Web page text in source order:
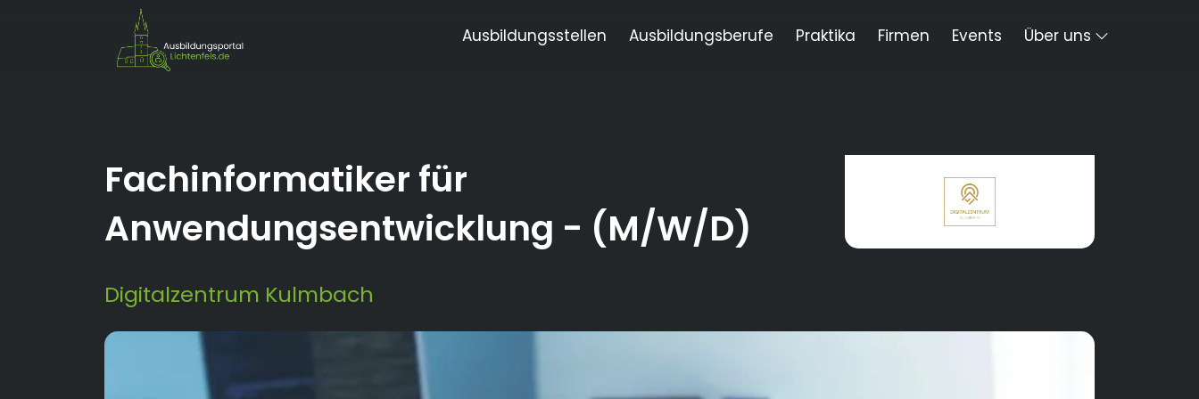
Ausbildungsstellen Ausbildungsberufe Praktika Firmen Events Über uns
Fachinformatiker für
Anwendungsentwicklung - (M/W/D)
Digitalzentrum Kulmbach